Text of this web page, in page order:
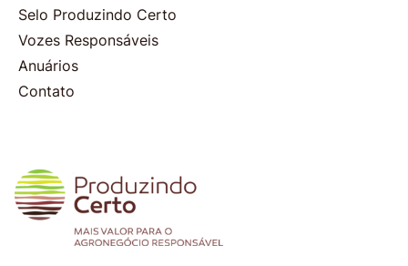
Selo Produzindo Certo
Vozes Responsáveis
Anuários
Contato